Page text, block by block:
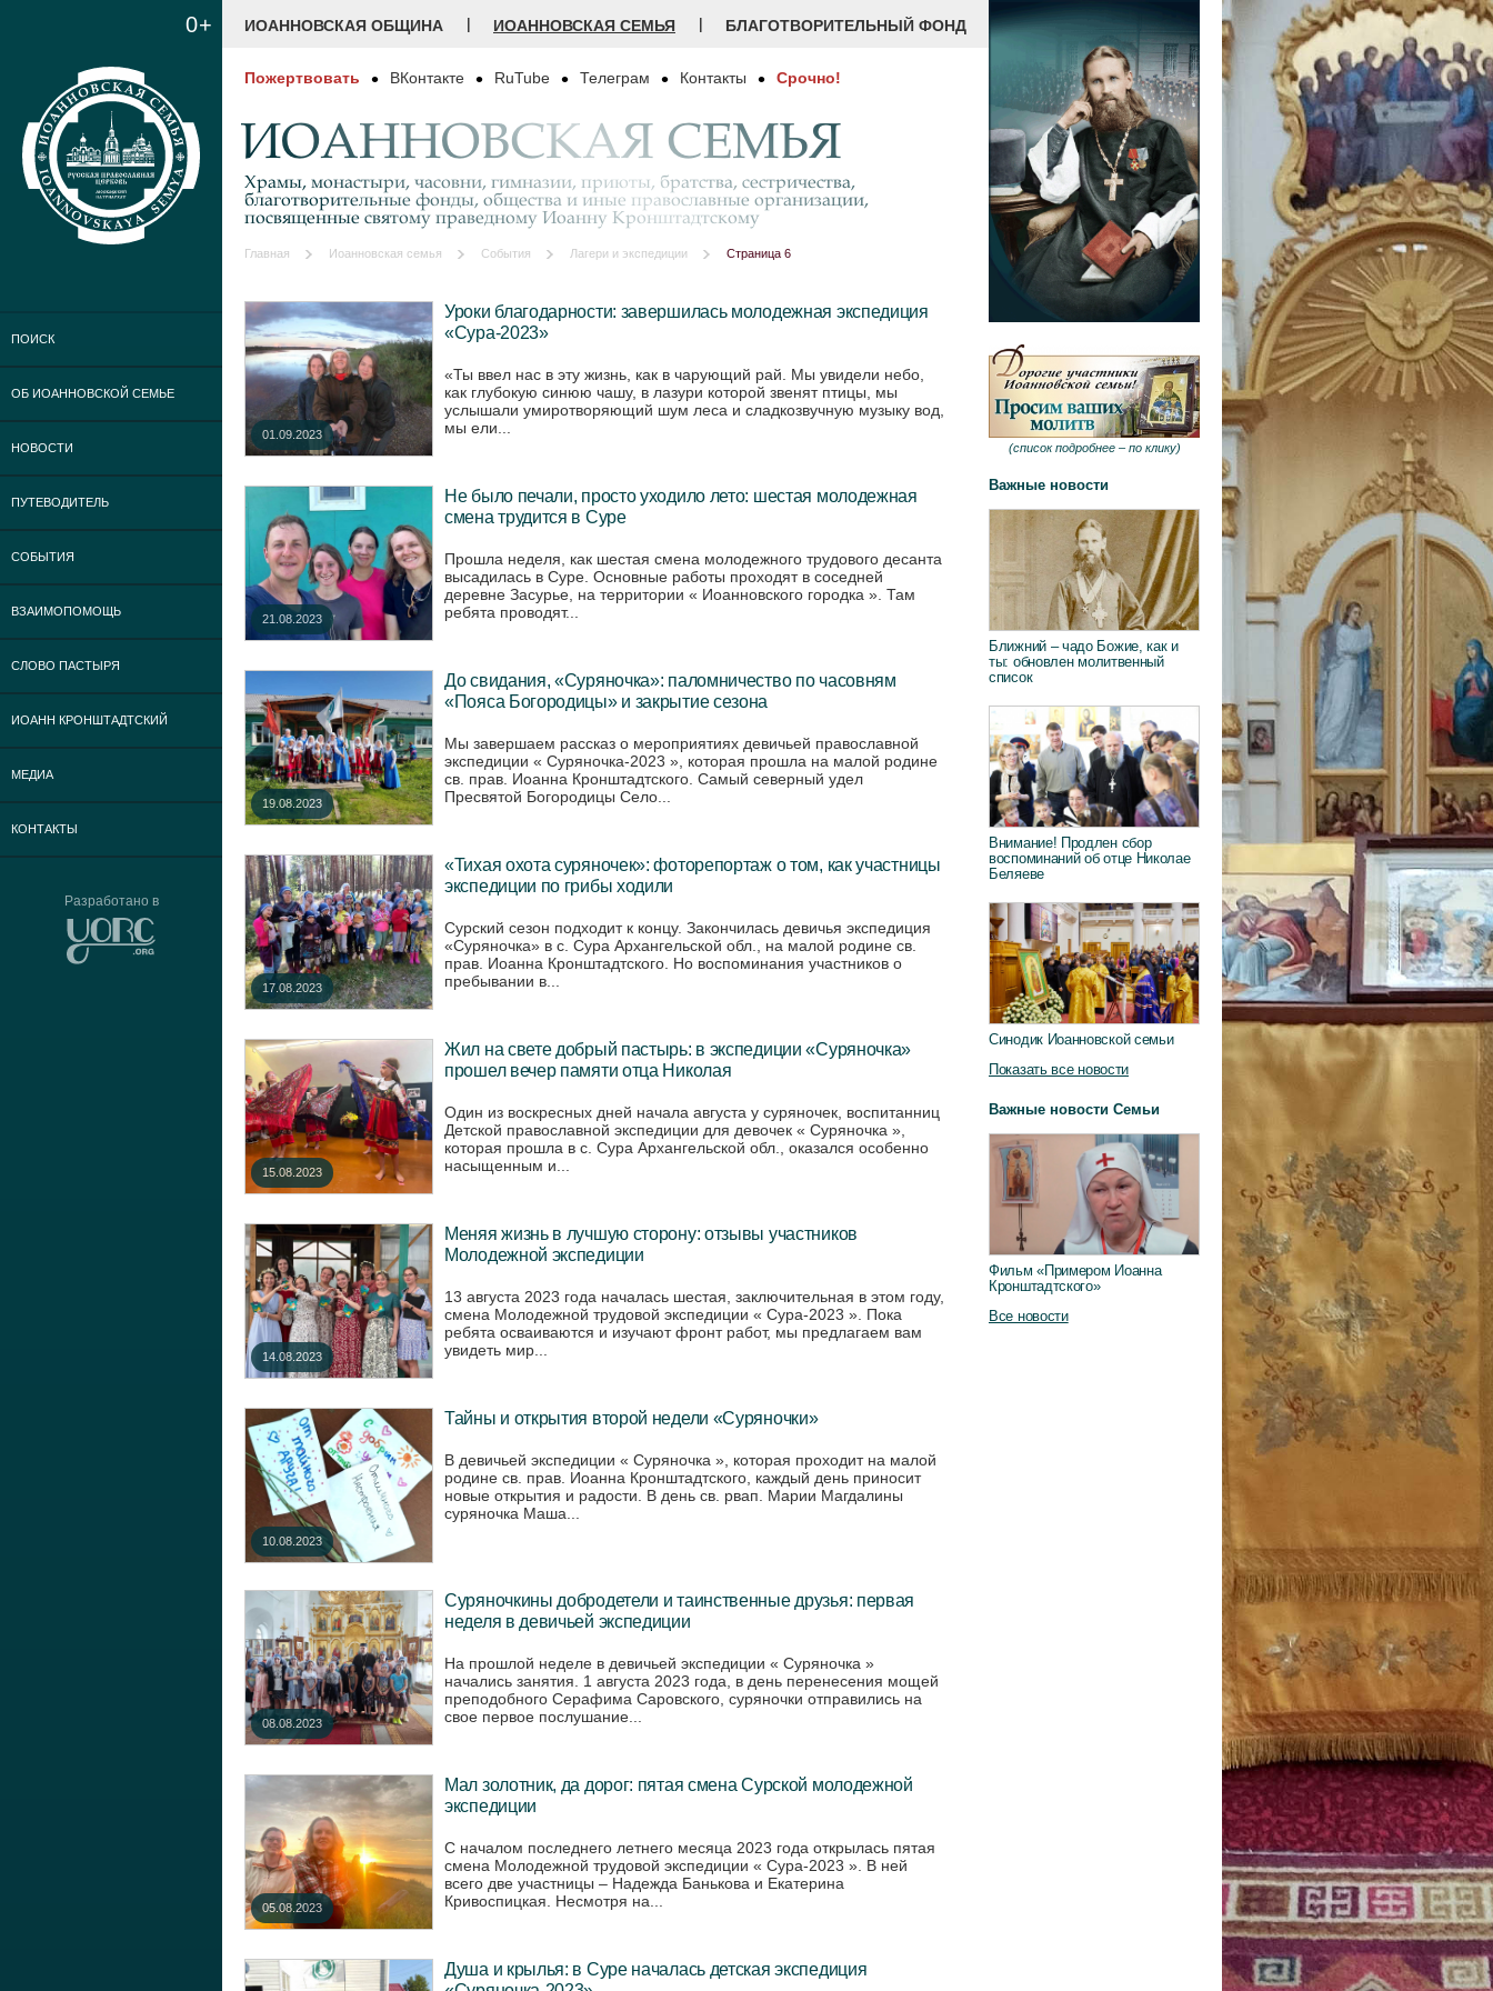
0+
ПОИСК
ОБ ИОАННОВСКОЙ СЕМЬЕ
НОВОСТИ
ПУТЕВОДИТЕЛЬ
СОБЫТИЯ
ВЗАИМОПОМОЩЬ
СЛОВО ПАСТЫРЯ
ИОАНН КРОНШТАДТСКИЙ
МЕДИА
КОНТАКТЫ
Разработано в
ИОАННОВСКАЯ ОБЩИНА | ИОАННОВСКАЯ СЕМЬЯ | БЛАГОТВОРИТЕЛЬНЫЙ ФОНД
Пожертвовать ВКонтакте RuTube Телеграм Контакты Срочно!
ИОАННОВСКАЯ СЕМЬЯ
Храмы, монастыри, часовни, гимназии, приюты, братства, сестричества,
благотворительные фонды, общества и иные православные организации,
посвященные святому праведному Иоанну Кронштадтскому
Главная Иоанновская семья События Лагери и экспедиции Страница 6
01.09.2023
Уроки благодарности: завершилась молодежная экспедиция
«Сура-2023»
«Ты ввел нас в эту жизнь, как в чарующий рай. Мы увидели небо,
как глубокую синюю чашу, в лазури которой звенят птицы, мы
услышали умиротворяющий шум леса и сладкозвучную музыку вод,
мы ели...
21.08.2023
Не было печали, просто уходило лето: шестая молодежная
смена трудится в Суре
Прошла неделя, как шестая смена молодежного трудового десанта
высадилась в Суре. Основные работы проходят в соседней
деревне Засурье, на территории « Иоанновского городка ». Там
ребята проводят...
19.08.2023
До свидания, «Суряночка»: паломничество по часовням
«Пояса Богородицы» и закрытие сезона
Мы завершаем рассказ о мероприятиях девичьей православной
экспедиции « Суряночка-2023 », которая прошла на малой родине
св. прав. Иоанна Кронштадтского. Самый северный удел
Пресвятой Богородицы Село...
17.08.2023
«Тихая охота суряночек»: фоторепортаж о том, как участницы
экспедиции по грибы ходили
Сурский сезон подходит к концу. Закончилась девичья экспедиция
«Суряночка» в с. Сура Архангельской обл., на малой родине св.
прав. Иоанна Кронштадтского. Но воспоминания участников о
пребывании в...
15.08.2023
Жил на свете добрый пастырь: в экспедиции «Суряночка»
прошел вечер памяти отца Николая
Один из воскресных дней начала августа у суряночек, воспитанниц
Детской православной экспедиции для девочек « Суряночка »,
которая прошла в с. Сура Архангельской обл., оказался особенно
насыщенным и...
14.08.2023
Меняя жизнь в лучшую сторону: отзывы участников
Молодежной экспедиции
13 августа 2023 года началась шестая, заключительная в этом году,
смена Молодежной трудовой экспедиции « Сура-2023 ». Пока
ребята осваиваются и изучают фронт работ, мы предлагаем вам
увидеть мир...
10.08.2023
Тайны и открытия второй недели «Суряночки»
В девичьей экспедиции « Суряночка », которая проходит на малой
родине св. прав. Иоанна Кронштадтского, каждый день приносит
новые открытия и радости. В день св. рвап. Марии Магдалины
суряночка Маша...
08.08.2023
Суряночкины добродетели и таинственные друзья: первая
неделя в девичьей экспедиции
На прошлой неделе в девичьей экспедиции « Суряночка »
начались занятия. 1 августа 2023 года, в день перенесения мощей
преподобного Серафима Саровского, суряночки отправились на
свое первое послушание...
05.08.2023
Мал золотник, да дорог: пятая смена Сурской молодежной
экспедиции
С началом последнего летнего месяца 2023 года открылась пятая
смена Молодежной трудовой экспедиции « Сура-2023 ». В ней
всего две участницы – Надежда Банькова и Екатерина
Кривоспицкая. Несмотря на...
Душа и крылья: в Суре началась детская экспедиция
(список подробнее – по клику)
Важные новости
Ближний – чадо Божие, как и
ты: обновлен молитвенный
список
Внимание! Продлен сбор
воспоминаний об отце Николае
Беляеве
Синодик Иоанновской семьи
Показать все новости
Важные новости Семьи
Фильм «Примером Иоанна
Кронштадтского»
Все новости